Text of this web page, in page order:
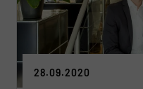
28.09.2020